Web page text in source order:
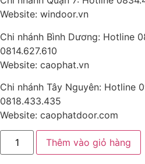
Website: windoor.vn
Chi nhánh Bình Dương: Hotline
0814.627.610
Website: caophat.vn
Chi nhánh Tây Nguyên: Hotline
0818.433.435
Website: caophatdoor.com
Thêm vào giỏ hàng